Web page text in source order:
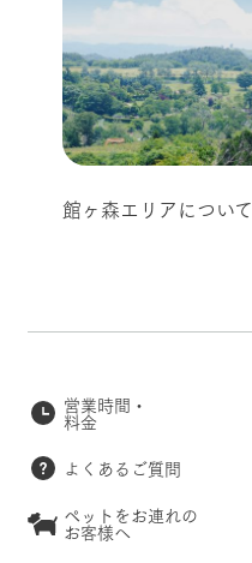
館ヶ森エリアについて
営業時間・
料金
よくあるご質問
ペットをお連れの
お客様へ